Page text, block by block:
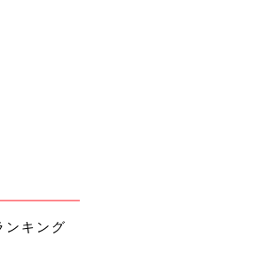
ントを専門家に聞く
妊治療をスタートしよう！と思っても、どこ
行ったらいいのか、悩みますね。 クリニック
ンキング